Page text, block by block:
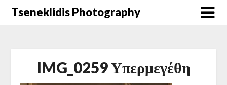
Μετάβαση
Tseneklidis Photography
IMG_0259 Υπερμεγέθη